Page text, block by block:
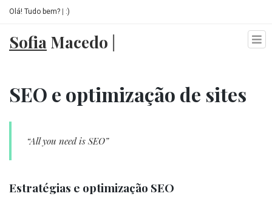
Olá! Tudo bem? :)
Sofia Macedo
Serviços
SEO e optimização de sites
“All you need is SEO”
Estratégias e optimização SEO